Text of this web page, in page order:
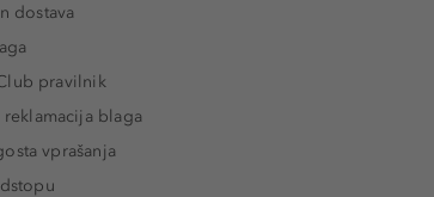
dostava
pravilnik
blaga
vprašanja